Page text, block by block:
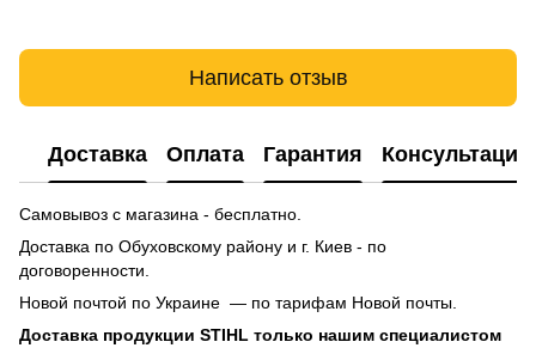
Написать отзыв
Доставка Оплата Гарантия Консультация
Самовывоз с магазина - бесплатно.
Доставка по Обуховскому району и г. Киев - по
договоренности.
Новой почтой по Украине — по тарифам Новой почты.
Доставка продукции STIHL только нашим специалистом